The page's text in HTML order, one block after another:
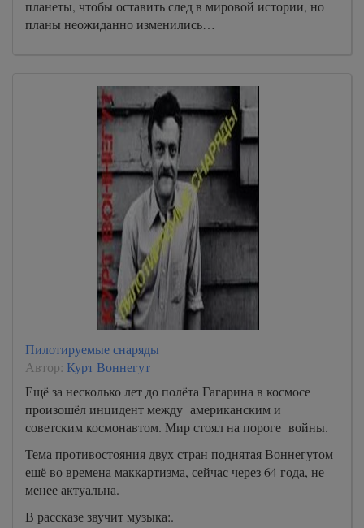
планеты, чтобы оставить след в мировой истории, но
планы неожиданно изменились…
Пилотируемые снаряды
Автор: Курт Воннегут
Ещё за несколько лет до полёта Гагарина в космосе
произошёл инцидент между американским и
советским космонавтом. Мир стоял на пороге войны.
Тема противостояния двух стран поднятая Воннегутом
ешё во времена маккартизма, сейчас через 64 года, не
менее актуальна.
В рассказе звучит музыка:.